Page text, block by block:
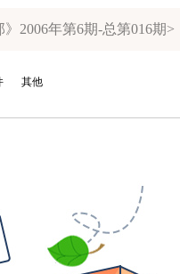
2006年第6期-总第016期>
其他